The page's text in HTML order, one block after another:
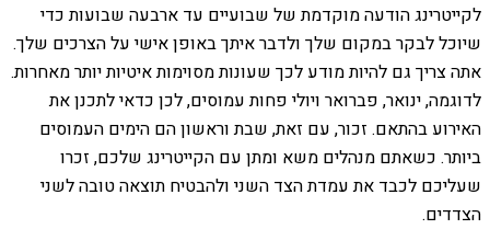
לקייטרינג הודעה מוקדמת של שבועיים עד ארבעה שבועות כדי
שיוכל לבקר במקום שלך ולדבר איתך באופן אישי על הצרכים שלך.
אתה צריך גם להיות מודע לכך שעונות מסוימות איטיות יותר מאחרות.
לדוגמה, ינואר, פברואר ויולי פחות עמוסים, לכן כדאי לתכנן את
האירוע בהתאם. זכור, עם זאת, שבת וראשון הם הימים העמוסים
ביותר. כשאתם מנהלים משא ומתן עם הקייטרינג שלכם, זכרו
שעליכם לכבד את עמדת הצד השני ולהבטיח תוצאה טובה לשני
הצדדים.